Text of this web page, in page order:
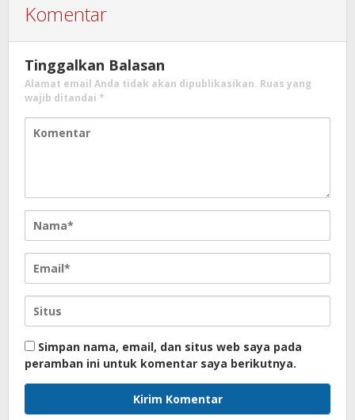
Komentar
Tinggalkan Balasan
Alamat email Anda tidak akan dipublikasikan. Ruas yang
wajib ditandai *
Simpan nama, email, dan situs web saya pada
peramban ini untuk komentar saya berikutnya.